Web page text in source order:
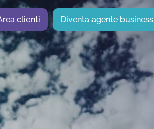
clienti Diventa agente business